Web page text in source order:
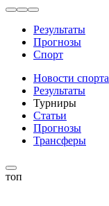
Результаты
Прогнозы
Спорт
Новости спорта
Результаты
Турниры
Статьи
Прогнозы
Трансферы
топ